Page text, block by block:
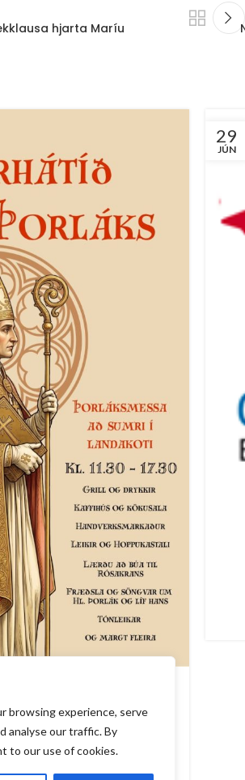
browsing experience, serve
analyse our traffic. By
to our use of cookies.
hjarta Maríu
19. júlí
hl. Þorláks. Tilefnið er
dagur sem Íslen...
29
JÚN